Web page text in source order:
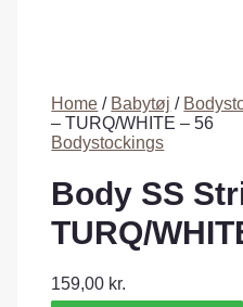
Home / Babytøj /
– TURQ/WHITE – 56
Bodystockings
Body SS
TURQ/
159,00 kr.